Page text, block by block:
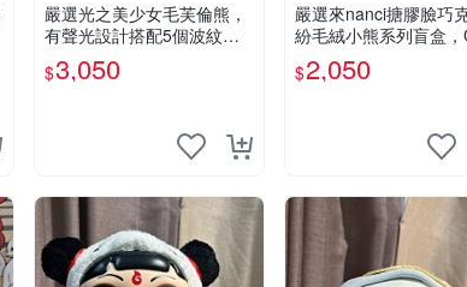
嚴選光之美少女毛芙倫熊，
有聲光設計搭配5個波紋
石，成色完美如圖。爽快附
電池，讓愛心不打折扣。 光
$3,050
嚴選來nanci搪膠臉巧
紛毛絨小熊系列盲盒，
my櫻花巧藝盲盒 隱藏
amy櫻花巧藝 嬰熊盲盒
$2,050